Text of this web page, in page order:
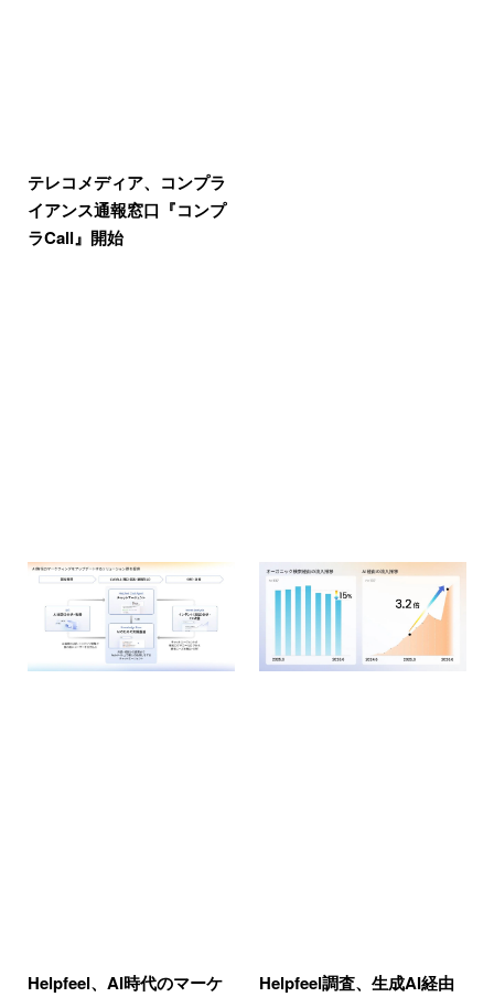
テレコメディア、コンプラ
イアンス通報窓口『コンプ
ラCall』開始
Helpfeel、AI時代のマーケ
Helpfeel調査、生成AI経由